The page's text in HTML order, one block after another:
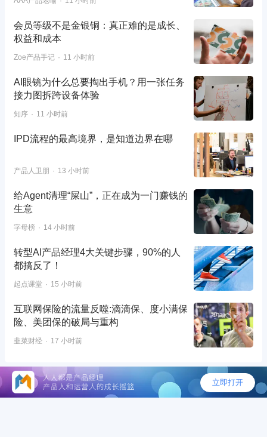
会员等级不是金银铜：真正难的是成长、
权益和成本
Zoe产品手记 11 小时前
AI眼镜为什么总要掏出手机？用一张任务
接力图拆跨设备体验
知序 11 小时前
IPD流程的最高境界，是知道边界在哪
产品人卫朋 13 小时前
给Agent清理“屎山”，正在成为一门赚钱的
生意
字母榜 14 小时前
转型AI产品经理4大关键步骤，90%的人
都搞反了！
起点课堂 15 小时前
互联网保险的流量反噬:滴滴保、度小满保
险、美团保的破局与重构
韭菜财经 17 小时前
©2026 - 人人都是产品经理